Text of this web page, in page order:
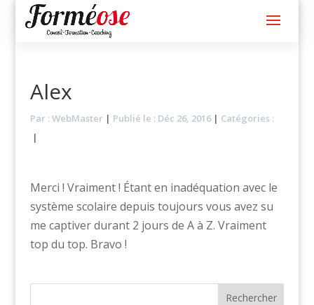
Alex
Par :WebMaster | Publié le : Déc 26, 2016 | Catégories :
|
Merci ! Vraiment ! Étant en inadéquation avec le
système scolaire depuis toujours vous avez su
me captiver durant 2 jours de A à Z. Vraiment
top du top. Bravo !
Rechercher